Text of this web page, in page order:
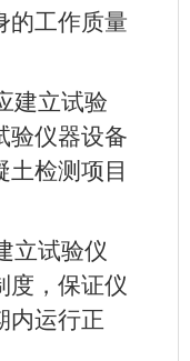
的工作质量
建立试验
验仪器设备
土检测项目
立试验仪
度，保证仪
内运行正